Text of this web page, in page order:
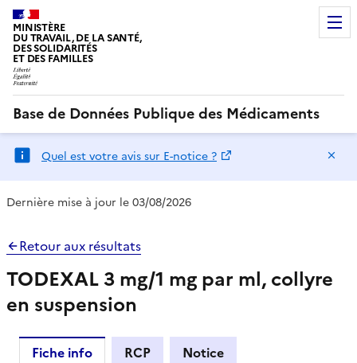
MINISTÈRE
DU TRAVAIL, DE LA SANTÉ,
DES SOLIDARITÉS
ET DES FAMILLES
Base de Données Publique des Médicaments
Quel est votre avis sur E-notice ?
Dernière mise à jour le 03/08/2026
Retour aux résultats
TODEXAL 3 mg/1 mg par ml, collyre
en suspension
Fiche info RCP
Notice